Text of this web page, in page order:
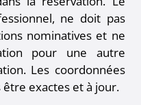
ne doit pas
nominatives et ne
pour une autre
Les coordonnées
exactes et à jour.